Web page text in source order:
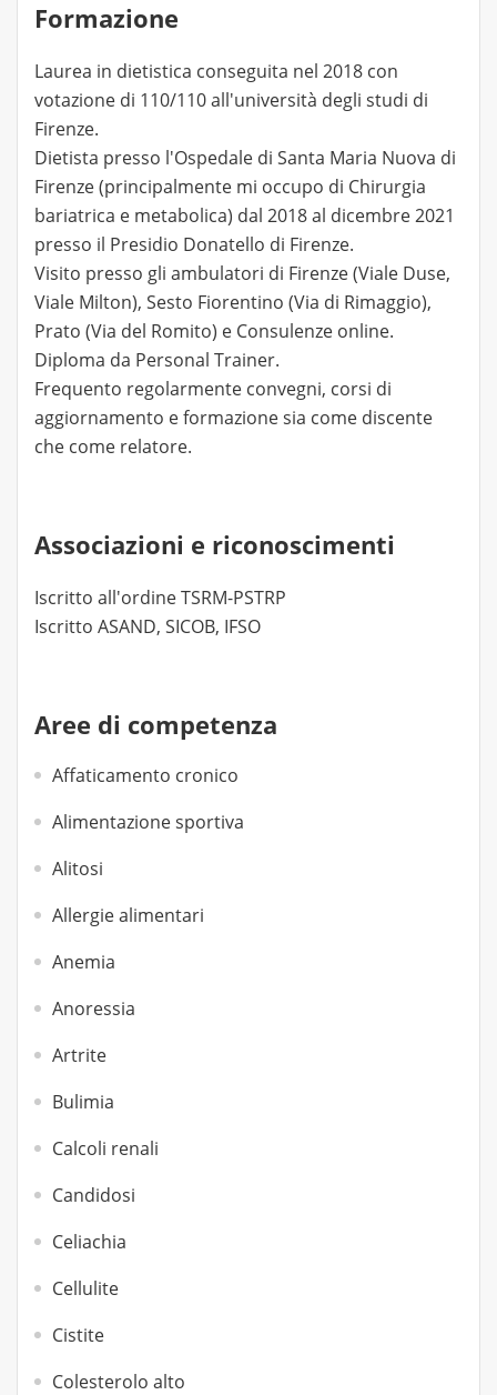
Formazione
Laurea in dietistica conseguita nel 2018 con
votazione di 110/110 all'università degli studi di
Firenze.
Dietista presso l'Ospedale di Santa Maria Nuova di
Firenze (principalmente mi occupo di Chirurgia
bariatrica e metabolica) dal 2018 al dicembre 2021
presso il Presidio Donatello di Firenze.
Visito presso gli ambulatori di Firenze (Viale Duse,
Viale Milton), Sesto Fiorentino (Via di Rimaggio),
Prato (Via del Romito) e Consulenze online.
Diploma da Personal Trainer.
Frequento regolarmente convegni, corsi di
aggiornamento e formazione sia come discente
che come relatore.
Associazioni e riconoscimenti
Iscritto all'ordine TSRM-PSTRP
Iscritto ASAND, SICOB, IFSO
Aree di competenza
Affaticamento cronico
Alimentazione sportiva
Alitosi
Allergie alimentari
Anemia
Anoressia
Artrite
Bulimia
Calcoli renali
Candidosi
Celiachia
Cellulite
Cistite
Colesterolo alto